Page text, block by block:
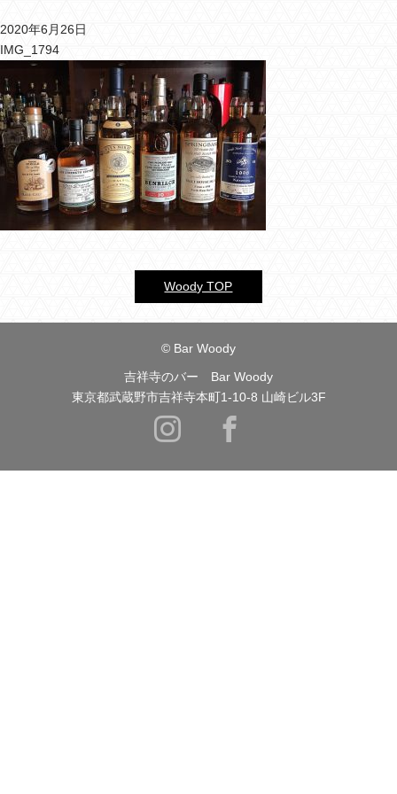
バー ウッディについて
メニュー＆料金
おすすめカクテル
交通のご案内
フォトギャラリー
過去のブログ
2020年6月26日
IMG_1794
Woody TOP
© Bar Woody
吉祥寺のバー Bar Woody
東京都武蔵野市吉祥寺本町1-10-8 山崎ビル3F